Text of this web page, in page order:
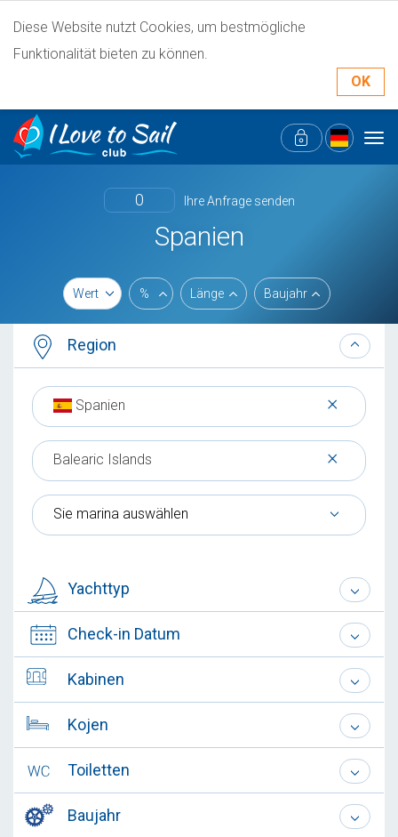
Diese Website nutzt Cookies, um bestmögliche
Funktionalität bieten zu können.
OK
0 Ihre Anfrage senden
Spanien
Wert % Länge Baujahr
Region
×
Spanien
×
Balearic Islands
Sie marina auswählen
Yachttyp
Check-in Datum
Kabinen
Kojen
Toiletten
Baujahr